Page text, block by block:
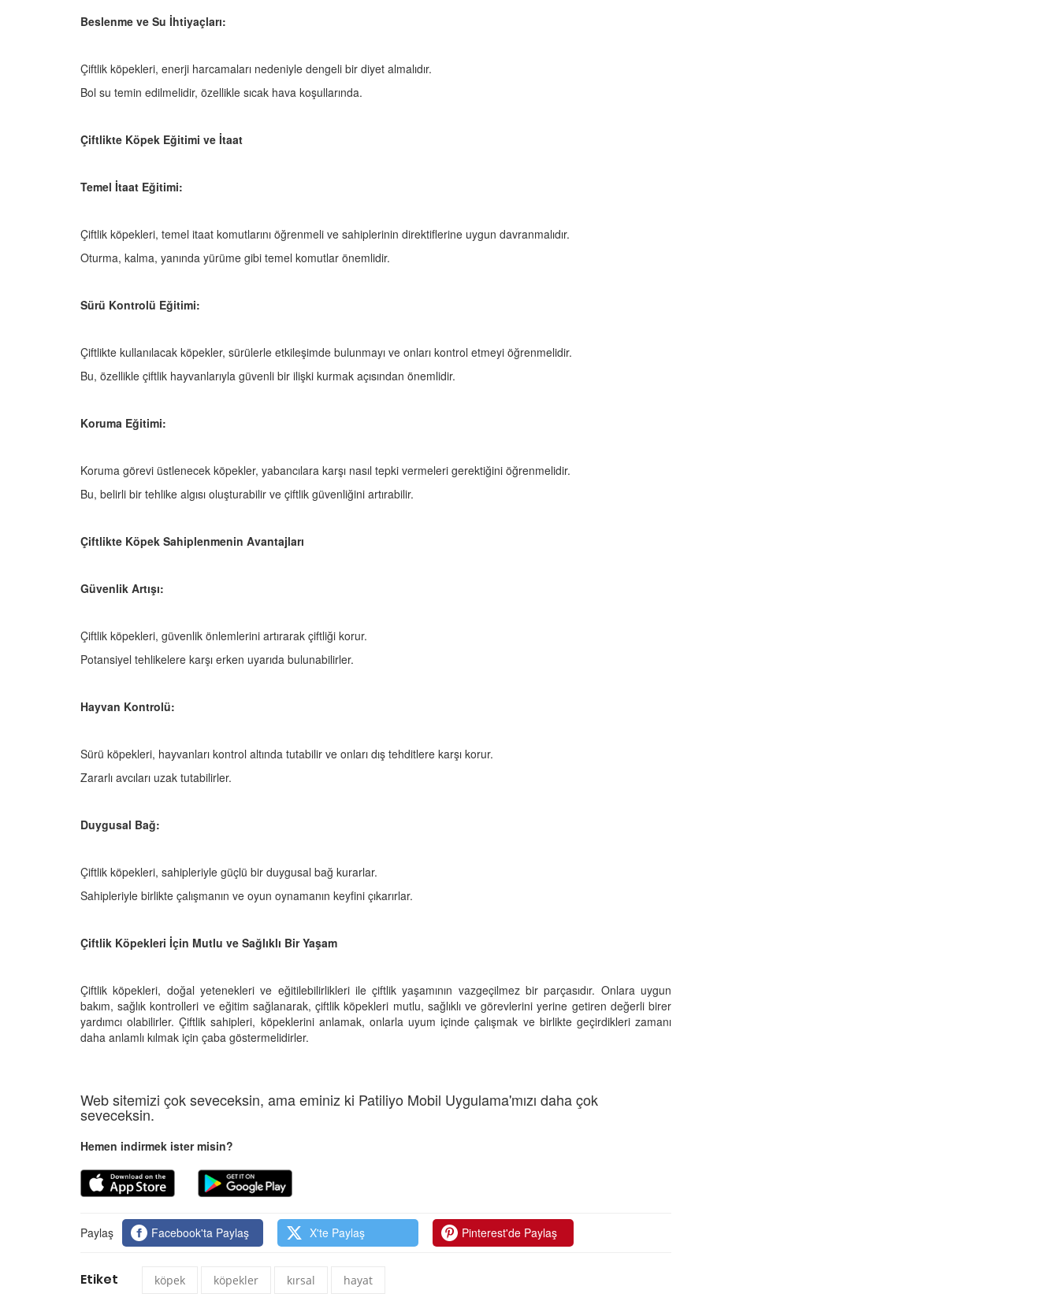
Beslenme ve Su İhtiyaçları:
Çiftlik köpekleri, enerji harcamaları nedeniyle dengeli bir diyet almalıdır.
Bol su temin edilmelidir, özellikle sıcak hava koşullarında.
Çiftlikte Köpek Eğitimi ve İtaat
Temel İtaat Eğitimi:
Çiftlik köpekleri, temel itaat komutlarını öğrenmeli ve sahiplerinin direktiflerine uygun davranmalıdır.
Oturma, kalma, yanında yürüme gibi temel komutlar önemlidir.
Sürü Kontrolü Eğitimi:
Çiftlikte kullanılacak köpekler, sürülerle etkileşimde bulunmayı ve onları kontrol etmeyi öğrenmelidir.
Bu, özellikle çiftlik hayvanlarıyla güvenli bir ilişki kurmak açısından önemlidir.
Koruma Eğitimi:
Koruma görevi üstlenecek köpekler, yabancılara karşı nasıl tepki vermeleri gerektiğini öğrenmelidir.
Bu, belirli bir tehlike algısı oluşturabilir ve çiftlik güvenliğini artırabilir.
Çiftlikte Köpek Sahiplenmenin Avantajları
Güvenlik Artışı:
Çiftlik köpekleri, güvenlik önlemlerini artırarak çiftliği korur.
Potansiyel tehlikelere karşı erken uyarıda bulunabilirler.
Hayvan Kontrolü:
Sürü köpekleri, hayvanları kontrol altında tutabilir ve onları dış tehditlere karşı korur.
Zararlı avcıları uzak tutabilirler.
Duygusal Bağ:
Çiftlik köpekleri, sahipleriyle güçlü bir duygusal bağ kurarlar.
Sahipleriyle birlikte çalışmanın ve oyun oynamanın keyfini çıkarırlar.
Çiftlik Köpekleri İçin Mutlu ve Sağlıklı Bir Yaşam
Çiftlik köpekleri, doğal yetenekleri ve eğitilebilirlikleri ile çiftlik yaşamının vazgeçilmez bir parçasıdır. Onlara uygun
bakım, sağlık kontrolleri ve eğitim sağlanarak, çiftlik köpekleri mutlu, sağlıklı ve görevlerini yerine getiren değerli birer
yardımcı olabilirler. Çiftlik sahipleri, köpeklerini anlamak, onlarla uyum içinde çalışmak ve birlikte geçirdikleri zamanı
daha anlamlı kılmak için çaba göstermelidirler.
Web sitemizi çok seveceksin, ama eminiz ki Patiliyo Mobil Uygulama'mızı daha çok
seveceksin.
Hemen indirmek ister misin?
Paylaş Facebook'ta Paylaş X'te Paylaş Pinterest'de Paylaş
Etiket köpek köpekler kırsal hayat